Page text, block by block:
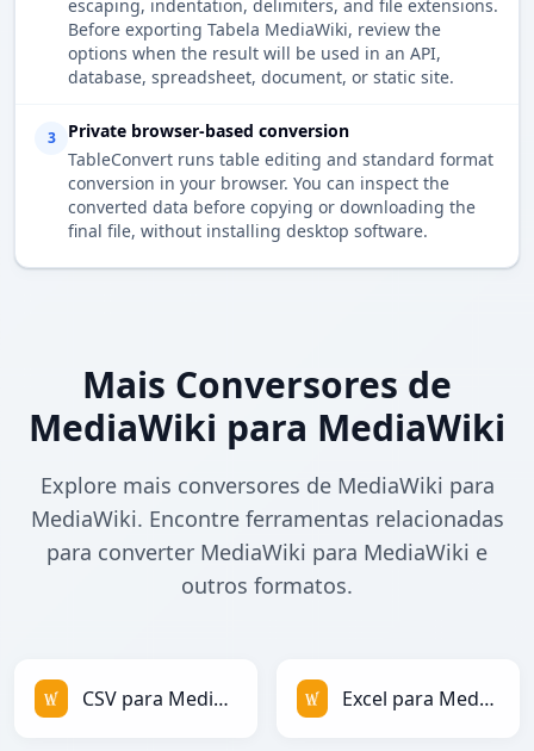
escaping, indentation, delimiters, and file extensions.
Before exporting Tabela MediaWiki, review the
options when the result will be used in an API,
database, spreadsheet, document, or static site.
3
Private browser-based conversion
TableConvert runs table editing and standard format
conversion in your browser. You can inspect the
converted data before copying or downloading the
final file, without installing desktop software.
Mais Conversores de
MediaWiki para MediaWiki
Explore mais conversores de MediaWiki para
MediaWiki. Encontre ferramentas relacionadas
para converter MediaWiki para MediaWiki e
outros formatos.
CSV para MediaWiki Excel para MediaWiki